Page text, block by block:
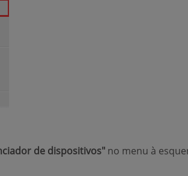
de dispositivos" no menu à